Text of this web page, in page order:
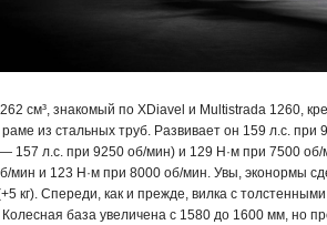
см³, знакомый по XDiavel и Multistrada 1260,
из стальных труб. Развивает он 159 л.с.
157 л.с. при 9250 об/мин) и 129 Н·м при 7500
мин и 123 Н·м при 8000 об/мин. Увы, эконормы
кг). Спереди, как и прежде, вилка с
база увеличена с 1580 до 1600 мм, но